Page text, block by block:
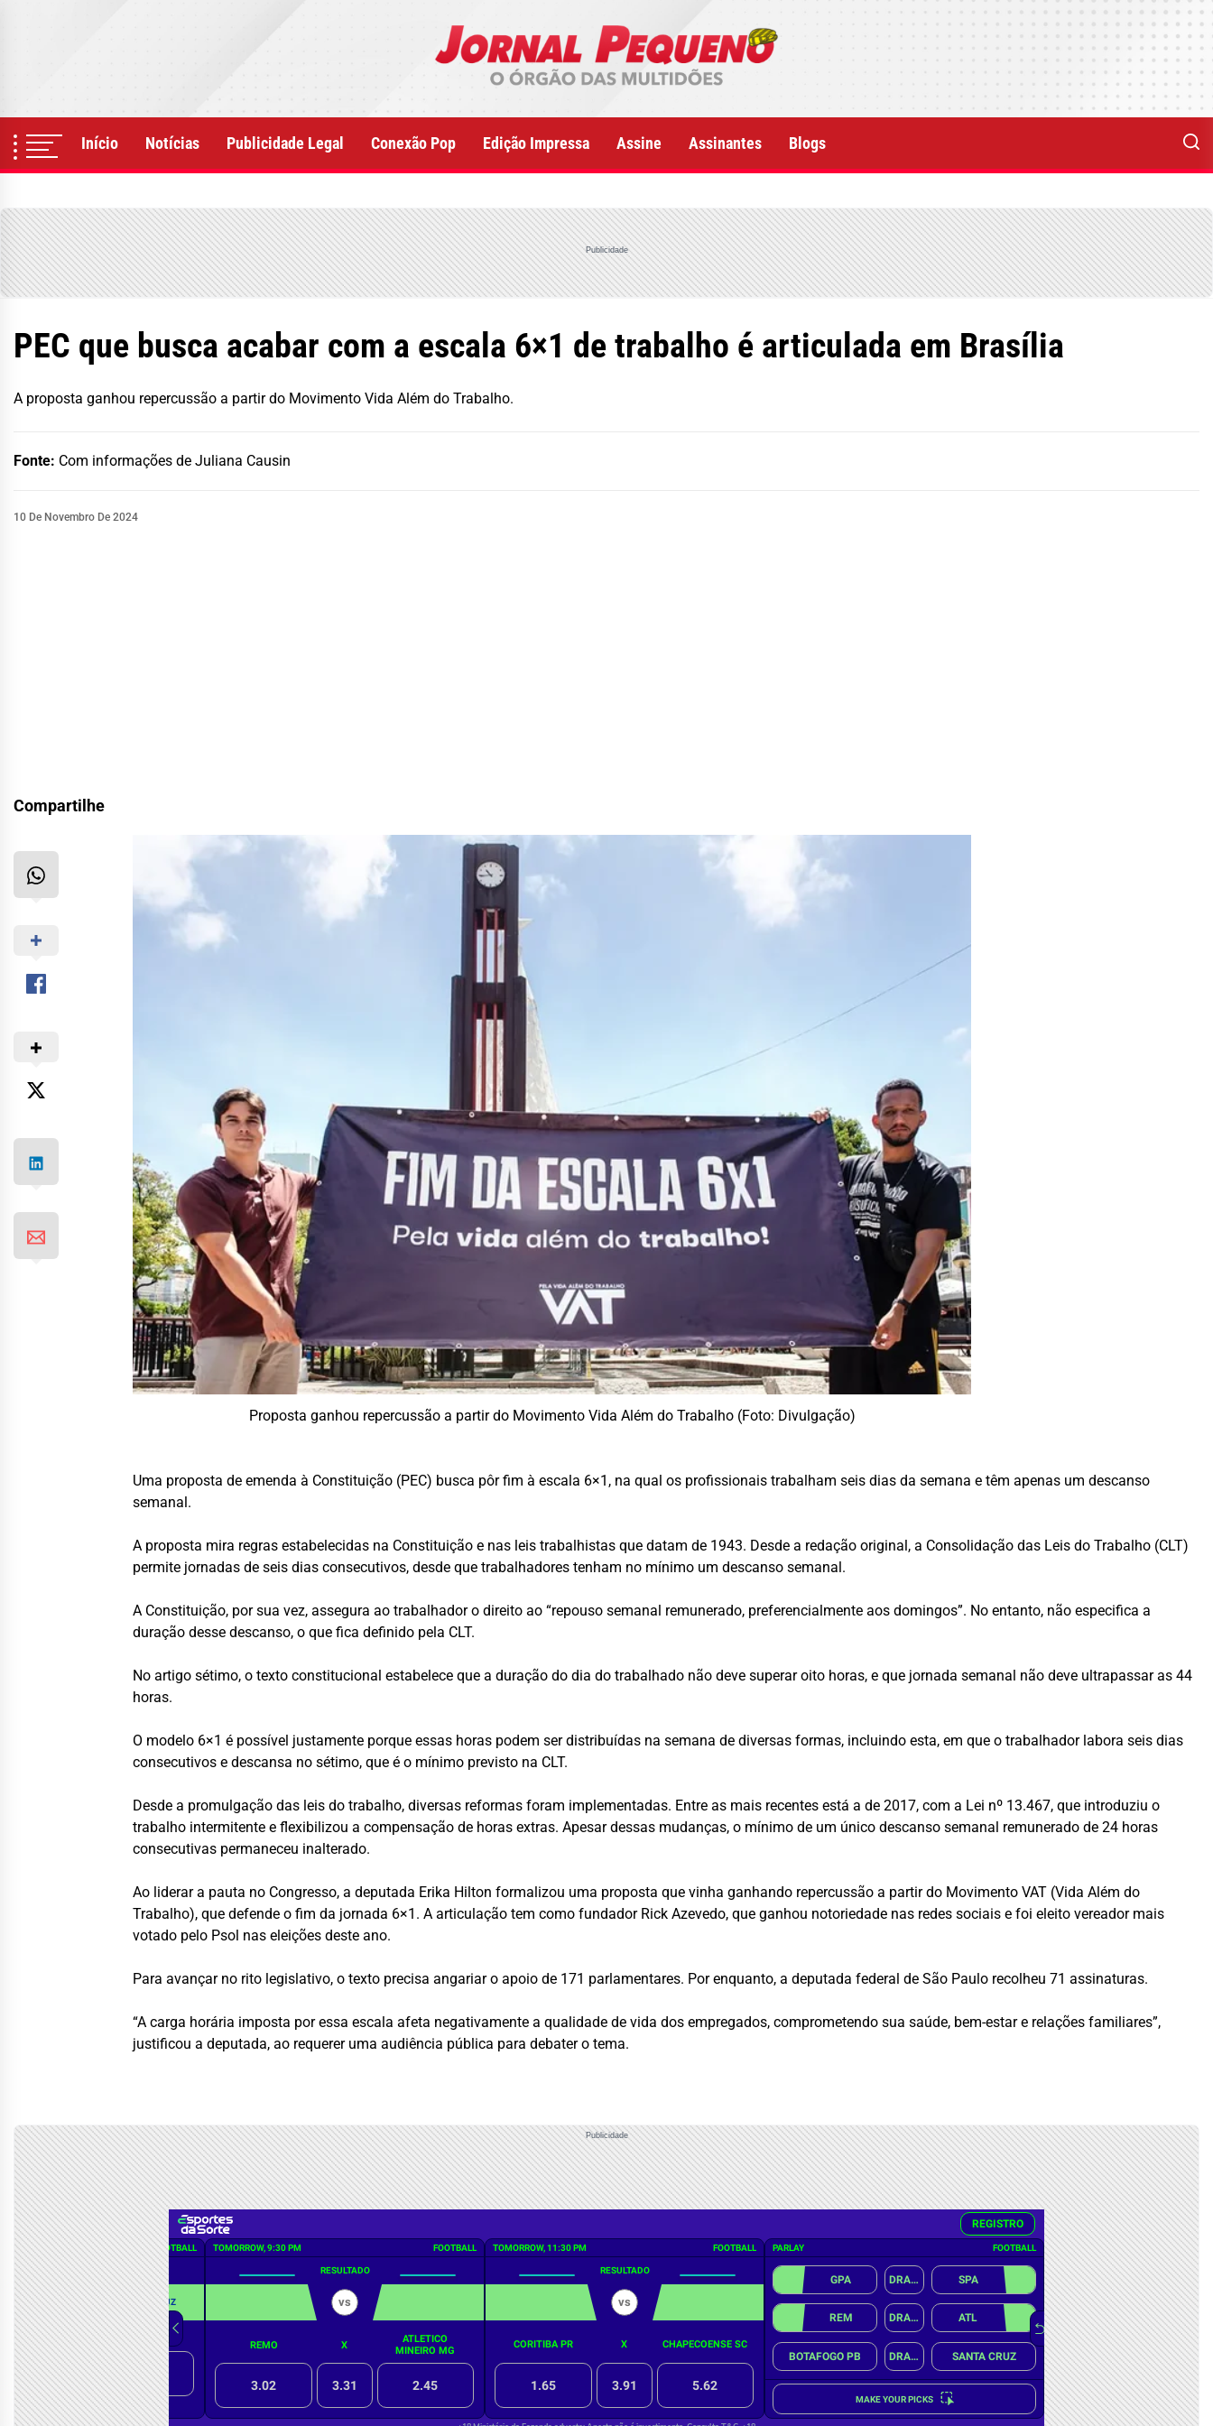
Início Notícias Publicidade Legal Conexão Pop Edição Impressa Assine Assinantes Blogs
Publicidade
PEC que busca acabar com a escala 6×1 de trabalho é articulada em Brasília
A proposta ganhou repercussão a partir do Movimento Vida Além do Trabalho.
Fonte: Com informações de Juliana Causin
10 De Novembro De 2024
Compartilhe
Proposta ganhou repercussão a partir do Movimento Vida Além do Trabalho (Foto: Divulgação)
Uma proposta de emenda à Constituição (PEC) busca pôr fim à escala 6×1, na qual os profissionais trabalham seis dias da semana e têm apenas um descanso
semanal.
A proposta mira regras estabelecidas na Constituição e nas leis trabalhistas que datam de 1943. Desde a redação original, a Consolidação das Leis do Trabalho (CLT)
permite jornadas de seis dias consecutivos, desde que trabalhadores tenham no mínimo um descanso semanal.
A Constituição, por sua vez, assegura ao trabalhador o direito ao “repouso semanal remunerado, preferencialmente aos domingos”. No entanto, não especifica a
duração desse descanso, o que fica definido pela CLT.
No artigo sétimo, o texto constitucional estabelece que a duração do dia do trabalhado não deve superar oito horas, e que jornada semanal não deve ultrapassar as 44
horas.
O modelo 6×1 é possível justamente porque essas horas podem ser distribuídas na semana de diversas formas, incluindo esta, em que o trabalhador labora seis dias
consecutivos e descansa no sétimo, que é o mínimo previsto na CLT.
Desde a promulgação das leis do trabalho, diversas reformas foram implementadas. Entre as mais recentes está a de 2017, com a Lei nº 13.467, que introduziu o
trabalho intermitente e flexibilizou a compensação de horas extras. Apesar dessas mudanças, o mínimo de um único descanso semanal remunerado de 24 horas
consecutivas permaneceu inalterado.
Ao liderar a pauta no Congresso, a deputada Erika Hilton formalizou uma proposta que vinha ganhando repercussão a partir do Movimento VAT (Vida Além do
Trabalho), que defende o fim da jornada 6×1. A articulação tem como fundador Rick Azevedo, que ganhou notoriedade nas redes sociais e foi eleito vereador mais
votado pelo Psol nas eleições deste ano.
Para avançar no rito legislativo, o texto precisa angariar o apoio de 171 parlamentares. Por enquanto, a deputada federal de São Paulo recolheu 71 assinaturas.
“A carga horária imposta por essa escala afeta negativamente a qualidade de vida dos empregados, comprometendo sua saúde, bem-estar e relações familiares”,
justificou a deputada, ao requerer uma audiência pública para debater o tema.
Publicidade